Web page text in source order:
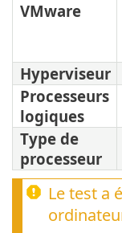
VMware
Hyperviseur
Processeurs
logiques
Type de
processeur
Le test a